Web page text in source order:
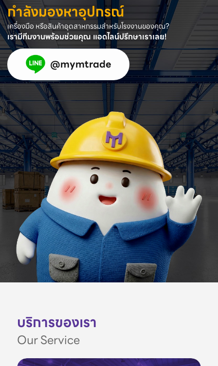
กำลังมองหาอุปกรณ์
เครื่องมือ หรือสินค้าอุตสาหกรรมสำหรับโรงงานของคุณ?
เรามีทีมงานพร้อมช่วยคุณ แอดไลน์ปรึกษาเราเลย!
@mymtrade
บริการของเรา
Our Service